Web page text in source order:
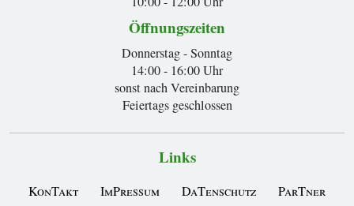
Öffnungszeiten
Donnerstag - Sonntag
14:00 - 16:00 Uhr
sonst nach Vereinbarung
Feiertags geschlossen
Links
KonTakt ImPressum DaTenschutz ParTner